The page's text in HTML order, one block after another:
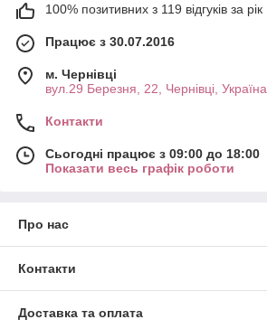
100% позитивних з 119 відгуків за рік
Працює з 30.07.2016
м. Чернівці
вул.29 Березня, 22, Чернівці, Україна
Контакти
Сьогодні працює з 09:00 до 18:00
Показати весь графік роботи
Про нас
Контакти
Доставка та оплата